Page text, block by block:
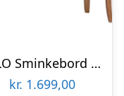
LILLO Sminkebord med Spejl 85x35cm Fleeting Mint
kr. 1.699,00